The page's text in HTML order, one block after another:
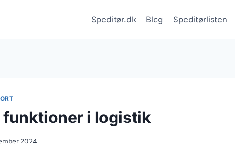
Speditør.dk Blog Speditørlisten
funktioner i logistik
2024